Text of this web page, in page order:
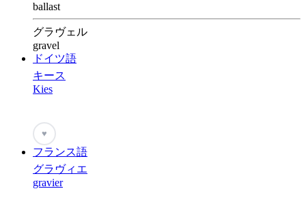
ballast
グラヴェル
gravel
ドイツ語
キース
Kies
♥
フランス語
グラヴィエ
gravier